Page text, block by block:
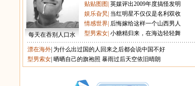
每天在吞别人口水
贴贴图图 英媒评出2009年度搞怪发明
娱乐旮旯 当红明星不仅仅是名利双收
情感世界 后悔嫁给这样一个山西男人
型男索女 小糖精归来，在海边轻轻舞
漂在海外 为什么出过国的人回来之后都会说中国不好
型男索女 晒晒自己的旗袍照 暴雨过后天空依旧晴朗